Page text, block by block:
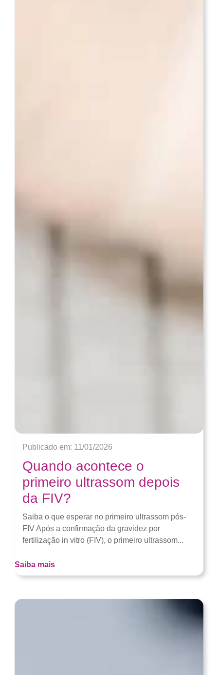
Publicado em: 11/01/2026
Quando acontece o
primeiro ultrassom depois
da FIV?
Saiba o que esperar no primeiro ultrassom pós-
FIV Após a confirmação da gravidez por
fertilização in vitro (FIV), o primeiro ultrassom...
Saiba mais